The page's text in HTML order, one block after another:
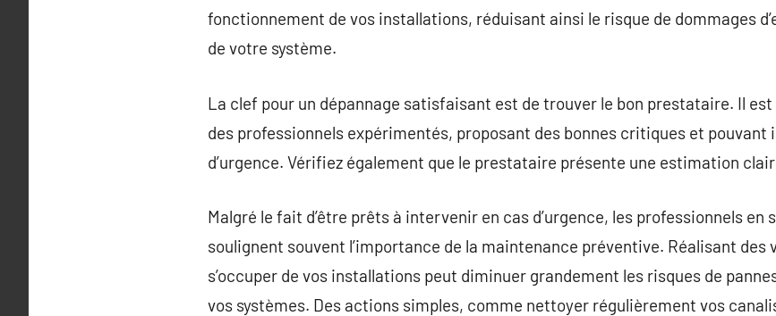
fonctionnement de vos installations, réduisant ainsi le risque de dommages
de votre système.
La clef pour un dépannage satisfaisant est de trouver le bon prestataire. Il
des professionnels expérimentés, proposant des bonnes critiques et
d’urgence. Vérifiez également que le prestataire présente une estimation
Malgré le fait d’être prêts à intervenir en cas d’urgence, les professionnels
soulignent souvent l’importance de la maintenance préventive. Réalisant
s’occuper de vos installations peut diminuer grandement les risques de
vos systèmes. Des actions simples, comme nettoyer régulièrement vos